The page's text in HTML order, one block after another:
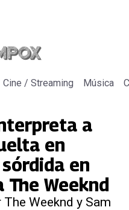
Cine / Streaming Música
a
en
en
Weeknd
Weeknd y Sam